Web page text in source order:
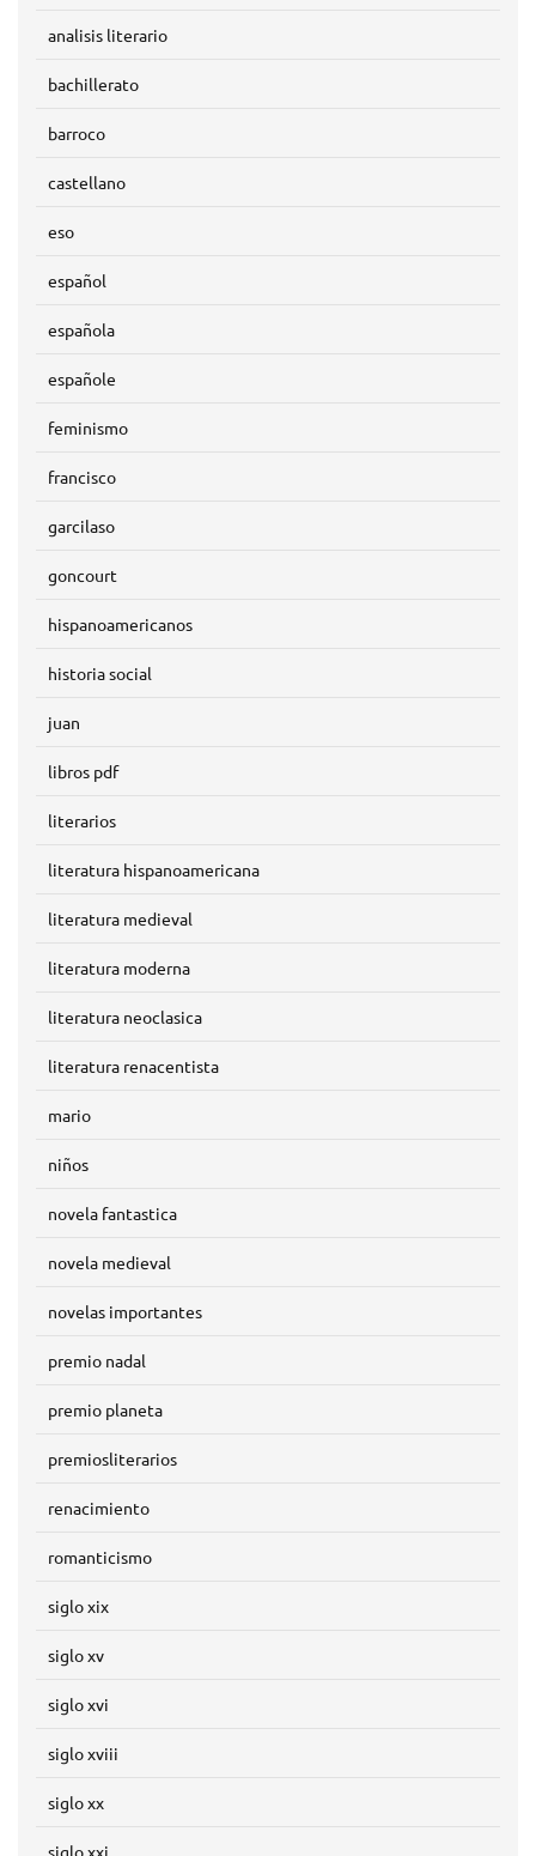
analisis literario
bachillerato
barroco
castellano
eso
español
española
españole
feminismo
francisco
garcilaso
goncourt
hispanoamericanos
historia social
juan
libros pdf
literarios
literatura hispanoamericana
literatura medieval
literatura moderna
literatura neoclasica
literatura renacentista
mario
niños
novela fantastica
novela medieval
novelas importantes
premio nadal
premio planeta
premiosliterarios
renacimiento
romanticismo
siglo xix
siglo xv
siglo xvi
siglo xviii
siglo xx
siglo xxi